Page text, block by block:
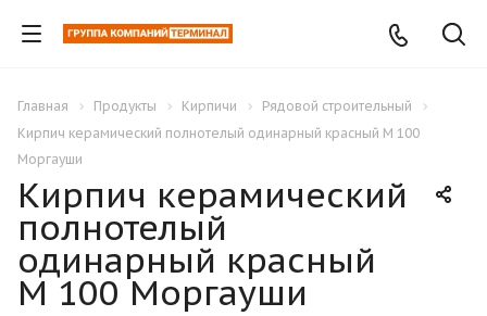
Главная Продукты Кирпичи
Рядовой строительный
Кирпич керамический полнотелый одинарный красный М 100
Моргауши
Кирпич керамический
полнотелый
одинарный красный
М 100 Моргауши